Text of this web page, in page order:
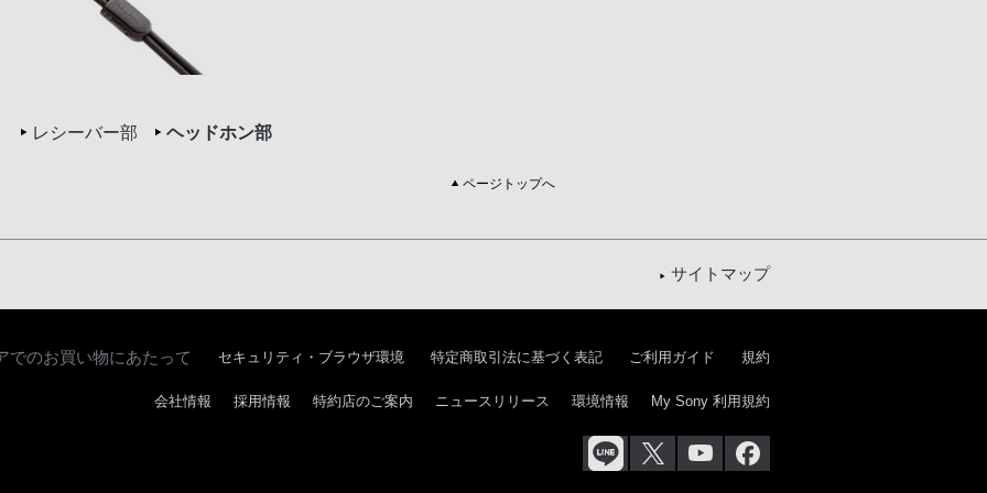
レシーバー部 ヘッドホン部
ページトップへ
サイトマップ
でのお買い物にあたって セキュリティ・ブラウザ環境 特定商取引法に基づく表記 ご利用ガイド 規約
会社情報 採用情報 特約店のご案内 ニュースリリース 環境情報 My Sony 利用規約